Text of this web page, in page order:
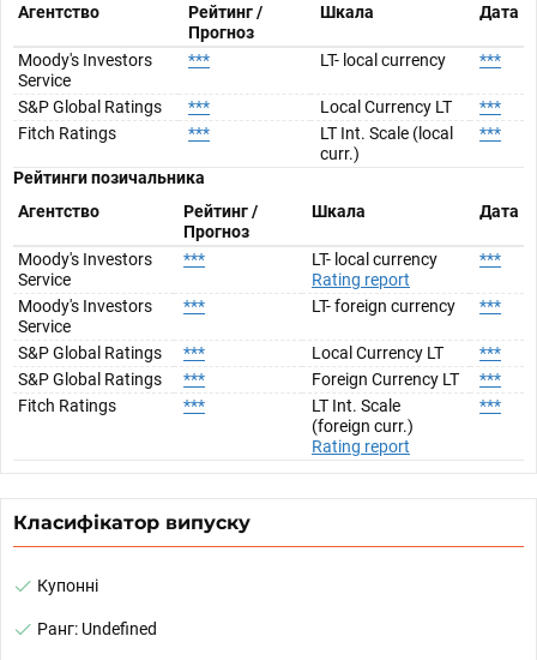
Агентство
Рейтинг /
Прогноз
Шкала Дата
Moody's Investors
Service
*** LT- local currency ***
S&P Global Ratings *** Local Currency LT
***
Fitch Ratings
***
LT Int. Scale (local
curr.)
***
Рейтинги позичальника
Агентство
Рейтинг /
Прогноз
Шкала Дата
Moody's Investors
Service
***
LT- local currency
Rating report
***
Moody's Investors
Service
*** LT- foreign currency ***
S&P Global Ratings *** Local Currency LT
***
S&P Global Ratings
*** Foreign Currency LT
***
Fitch Ratings
***
LT Int. Scale
(foreign curr.)
Rating report
***
Класифікатор випуску
Купонні
Ранг: Undefined